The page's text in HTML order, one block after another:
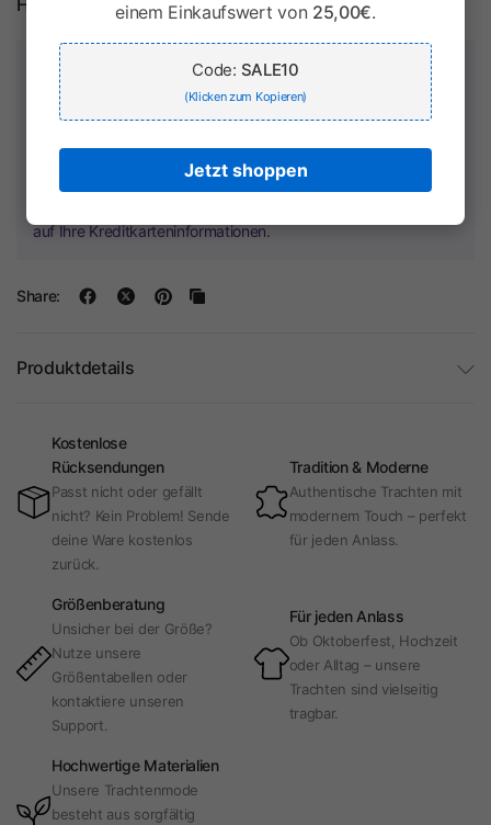
Herstellerinformationen
Zahlung & Sicherheit
Ihr Zahlungsinformationen werden sicher verarbeitet. Wir
auf Ihre Kreditkarteninformationen.
Share:
Produktdetails
Kostenlose
Rücksendungen
Passt nicht oder gefällt
nicht? Kein Problem! Sende
deine Ware kostenlos
zurück.
Tradition & Moderne
Authentische Trachten mit
modernem Touch – perfekt
für jeden Anlass.
Größenberatung
Unsicher bei der Größe?
Nutze unsere
Größentabellen oder
kontaktiere unseren
Support.
Für jeden Anlass
Ob Oktoberfest, Hochzeit
oder Alltag – unsere
Trachten sind vielseitig
tragbar.
Hochwertige Materialien
Unsere Trachtenmode
besteht aus sorgfältig
einem Einkaufswert von 25,00€.
Code: SALE10
(Klicken zum Kopieren)
Jetzt shoppen